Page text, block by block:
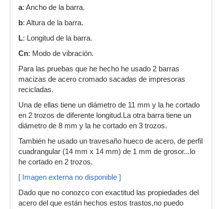
a: Ancho de la barra.
b: Altura de la barra.
L: Longitud de la barra.
Cn: Modo de vibración.
Para las pruebas que he hecho he usado 2 barras
macizas de acero cromado sacadas de impresoras
recicladas.
Una de ellas tiene un diámetro de 11 mm y la he cortado
en 2 trozos de diferente longitud.La otra barra tiene un
diámetro de 8 mm y la he cortado en 3 trozos.
También he usado un travesaño hueco de acero, de perfil
cuadrangular (14 mm x 14 mm) de 1 mm de grosor...lo
he cortado en 2 trozos.
[ Imagen externa no disponible ]
Dado que no conozco con exactitud las propiedades del
acero del que están hechos estos trastos,no puedo